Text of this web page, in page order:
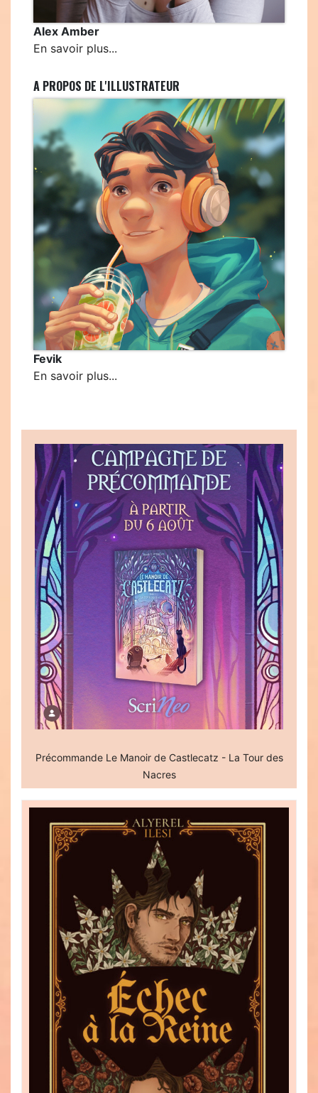
Alex Amber
En savoir plus...
A PROPOS DE L'ILLUSTRATEUR
Fevik
En savoir plus...
Précommande Le Manoir de Castlecatz - La Tour des
Nacres